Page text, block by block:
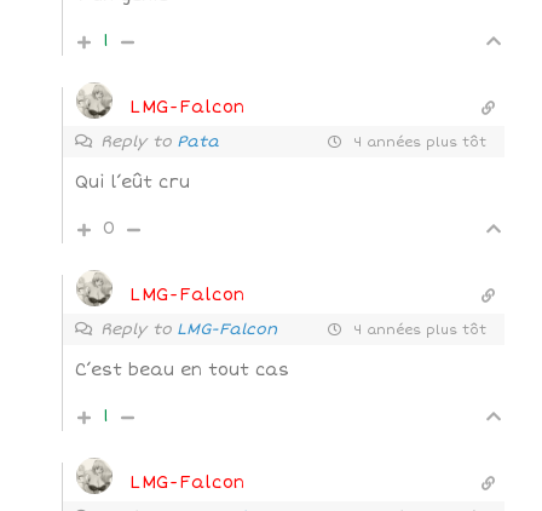
1
LMG-Falcon
Reply to Pata 4 années plus tôt
Qui l’eût cru
0
LMG-Falcon
Reply to LMG-Falcon 4 années plus tôt
C’est beau en tout cas
1
LMG-Falcon